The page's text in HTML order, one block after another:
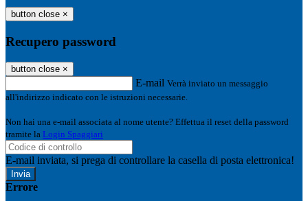
button close ×
Recupero password
button close ×
E-mail Verrà inviato un messaggio
all'indirizzo indicato con le istruzioni necessarie.
Non hai una e-mail associata al nome utente? Effettua il reset della password
tramite la Login Spaggiari
E-mail inviata, si prega di controllare la casella di posta elettronica!
Errore